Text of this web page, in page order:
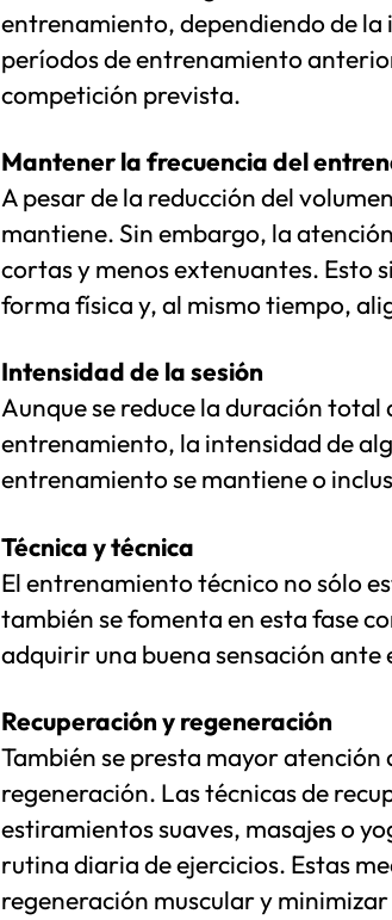
entrenamiento, dependiendo de la
períodos de entrenamiento
competición prevista.
Mantener la frecuencia del
A pesar de la reducción del
mantiene. Sin embargo, la
cortas y menos extenuantes. Esto
forma física y, al mismo tiempo,
Intensidad de la sesión
Aunque se reduce la duración total
entrenamiento, la intensidad de
entrenamiento se mantiene o
Técnica y técnica
El entrenamiento técnico no sólo
también se fomenta en esta fase
adquirir una buena sensación ante
Recuperación y regeneración
También se presta mayor atención
regeneración. Las técnicas de
estiramientos suaves, masajes o
rutina diaria de ejercicios. Estas
regeneración muscular y